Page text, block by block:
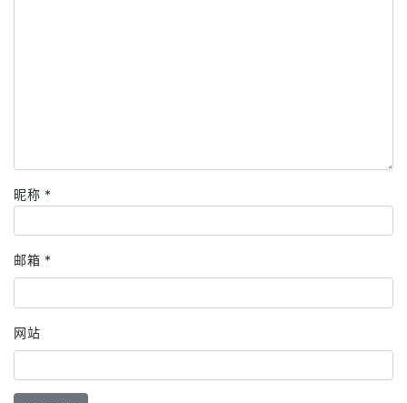
昵称 *
邮箱 *
网站